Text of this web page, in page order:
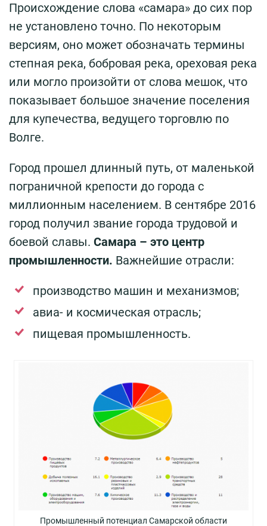
Происхождение слова «самара» до сих пор
не установлено точно. По некоторым
версиям, оно может обозначать термины
степная река, бобровая река, ореховая река
или могло произойти от слова мешок, что
показывает большое значение поселения
для купечества, ведущего торговлю по
Волге.
Город прошел длинный путь, от маленькой
пограничной крепости до города с
миллионным населением. В сентябре 2016
город получил звание города трудовой и
боевой славы. Самара – это центр
промышленности. Важнейшие отрасли:
производство машин и механизмов;
авиа- и космическая отрасль;
пищевая промышленность.
Промышленный потенциал Самарской области